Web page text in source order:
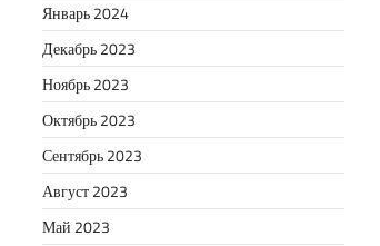
Январь 2024
Декабрь 2023
Ноябрь 2023
Октябрь 2023
Сентябрь 2023
Август 2023
Май 2023